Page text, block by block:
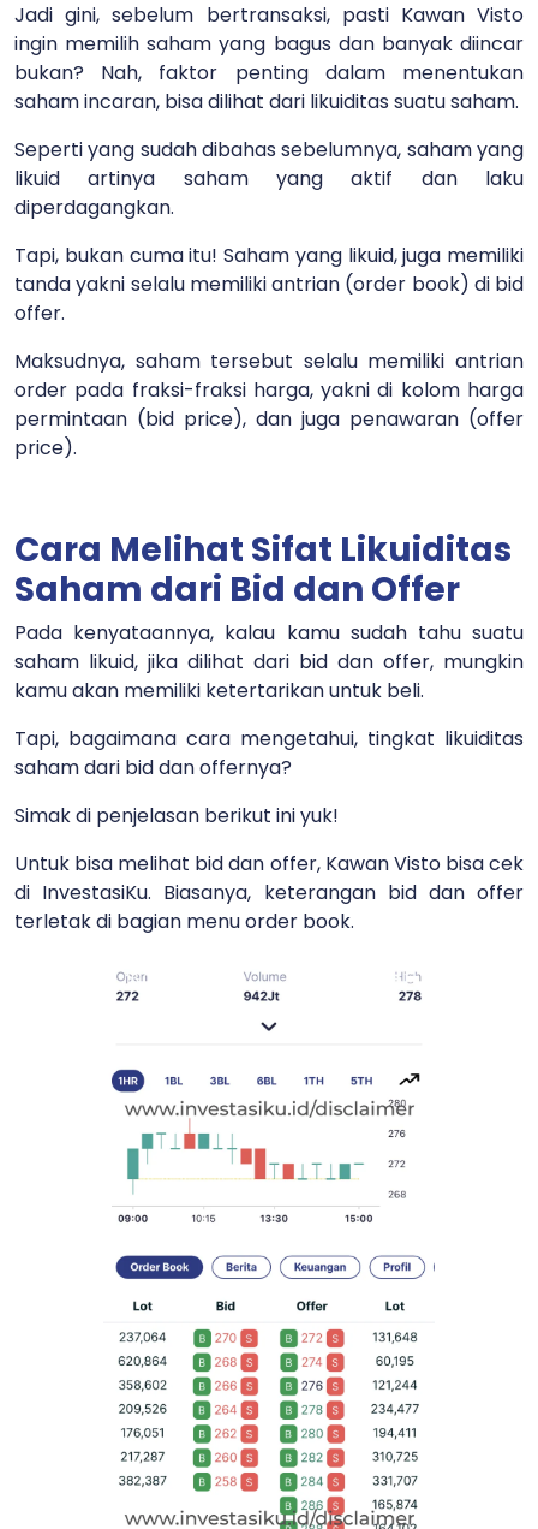
Jadi gini, sebelum bertransaksi, pasti Kawan Visto
ingin memilih saham yang bagus dan banyak diincar
bukan? Nah, faktor penting dalam menentukan
saham incaran, bisa dilihat dari likuiditas suatu saham.
Seperti yang sudah dibahas sebelumnya, saham yang
likuid artinya saham yang aktif dan laku
diperdagangkan.
Tapi, bukan cuma itu! Saham yang likuid, juga memiliki
tanda yakni selalu memiliki antrian (order book) di bid
offer.
Maksudnya, saham tersebut selalu memiliki antrian
order pada fraksi-fraksi harga, yakni di kolom harga
permintaan (bid price), dan juga penawaran (offer
price).
Cara Melihat Sifat Likuiditas
Saham dari Bid dan Offer
Pada kenyataannya, kalau kamu sudah tahu suatu
saham likuid, jika dilihat dari bid dan offer, mungkin
kamu akan memiliki ketertarikan untuk beli.
Tapi, bagaimana cara mengetahui, tingkat likuiditas
saham dari bid dan offernya?
Simak di penjelasan berikut ini yuk!
Untuk bisa melihat bid dan offer, Kawan Visto bisa cek
di InvestasiKu. Biasanya, keterangan bid dan offer
terletak di bagian menu order book.